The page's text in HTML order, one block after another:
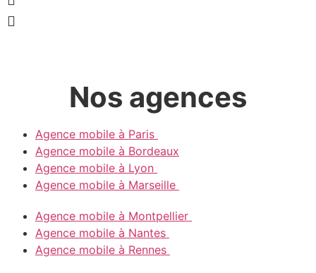
Nos agences
Agence mobile à Paris
Agence mobile à Bordeaux
Agence mobile à Lyon
Agence mobile à Marseille
Agence mobile à Montpellier
Agence mobile à Nantes
Agence mobile à Rennes